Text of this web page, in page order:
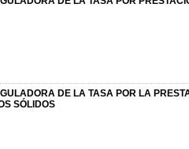
DE LA TASA POR LA
SÓLIDOS